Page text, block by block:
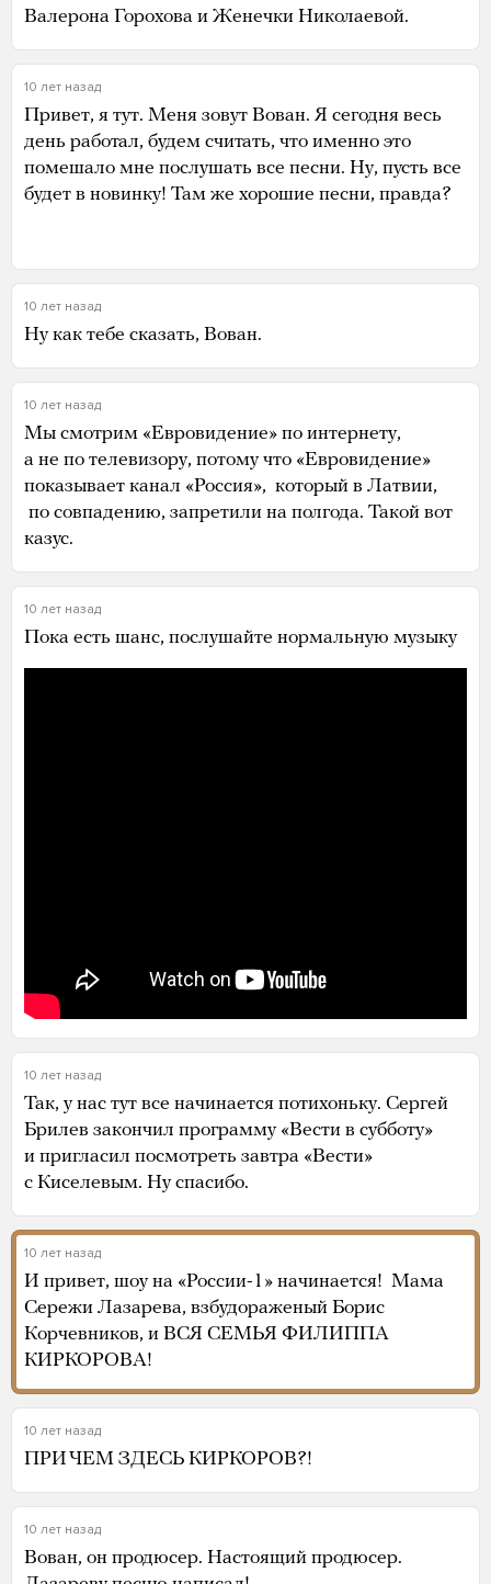
Валерона Горохова и Женечки Николаевой.
10 лет назад
Привет, я тут. Меня зовут Вован. Я сегодня весь
день работал, будем считать, что именно это
помешало мне послушать все песни. Ну, пусть все
будет в новинку! Там же хорошие песни, правда?
10 лет назад
Ну как тебе сказать, Вован.
10 лет назад
Мы смотрим «Евровидение» по интернету,
а не по телевизору, потому что «Евровидение»
показывает канал «Россия», который в Латвии,
по совпадению, запретили на полгода. Такой вот
казус.
10 лет назад
Пока есть шанс, послушайте нормальную музыку
10 лет назад
Так, у нас тут все начинается потихоньку. Сергей
Брилев закончил программу «Вести в субботу»
и пригласил посмотреть завтра «Вести»
с Киселевым. Ну спасибо.
10 лет назад
И привет, шоу на «России-1» начинается! Мама
Сережи Лазарева, взбудораженый Борис
Корчевников, и ВСЯ СЕМЬЯ ФИЛИППА
КИРКОРОВА!
10 лет назад
ПРИ ЧЕМ ЗДЕСЬ КИРКОРОВ?!
10 лет назад
Вован, он продюсер. Настоящий продюсер.